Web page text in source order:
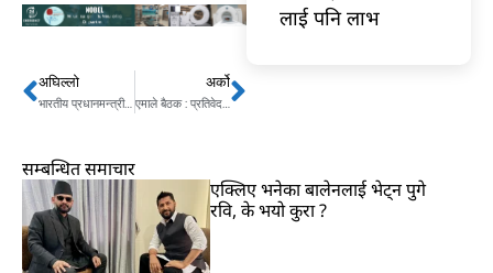
Prev
अघिल्लो
भारतीय प्रधानमन्त्री मोदी र जापानी प्रधानमन्त्री सुगाबीच वार्ता
अर्को
एमाले बैठक : प्रतिवेदन प्रस्तावमाथि छलफल गर्न १० समूह निर्माणNext
लाई पनि लाभ
सम्बन्धित समाचार
एक्लिए भनेका बालेनलाई भेट्न पुगे
रवि, के भयो कुरा ?